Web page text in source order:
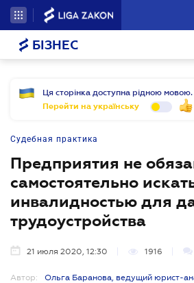
БІЗНЕС
Ця сторінка доступна рідною мовою.
Перейти на українську
Судебная практика
Предприятия не
самостоятельно
инвалидностью для
трудоустройства
21 июля 2020, 12:30 1916
Автор:
Ольга Баранова, ведущий юрист-